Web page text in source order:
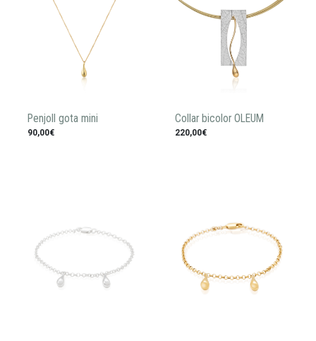
Penjoll gota mini
90,00€
Collar bicolor OLEUM
220,00€